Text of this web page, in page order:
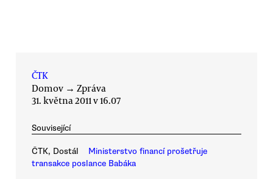
ČTK
Domov → Zpráva
31. května 2011 v 16.07
Související
ČTK, Dostál
Ministerstvo financí prošetřuje
transakce poslance Babáka